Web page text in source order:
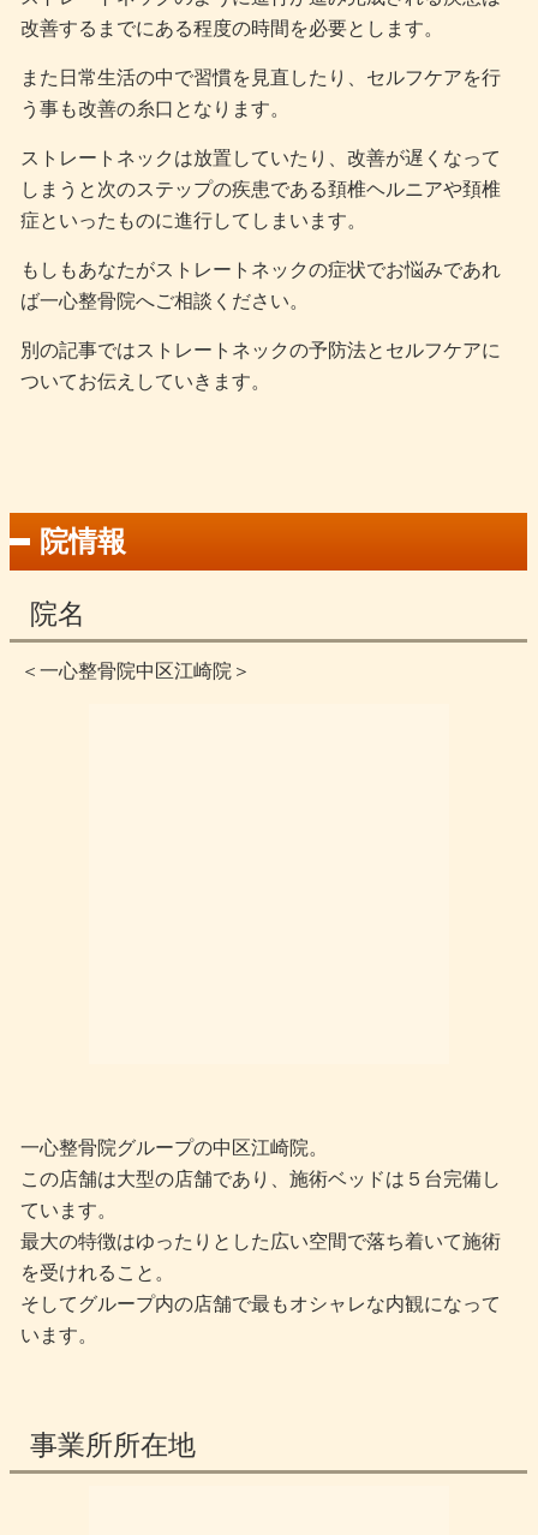
改善するまでにある程度の時間を必要とします。
また日常生活の中で習慣を見直したり、セルフケアを行
う事も改善の糸口となります。
ストレートネックは放置していたり、改善が遅くなって
しまうと次のステップの疾患である頚椎ヘルニアや頚椎
症といったものに進行してしまいます。
もしもあなたがストレートネックの症状でお悩みであれ
ば一心整骨院へご相談ください。
別の記事ではストレートネックの予防法とセルフケアに
ついてお伝えしていきます。
院情報
院名
＜一心整骨院中区江崎院＞
一心整骨院グループの中区江崎院。
この店舗は大型の店舗であり、施術ベッドは５台完備し
ています。
最大の特徴はゆったりとした広い空間で落ち着いて施術
を受けれること。
そしてグループ内の店舗で最もオシャレな内観になって
います。
事業所所在地